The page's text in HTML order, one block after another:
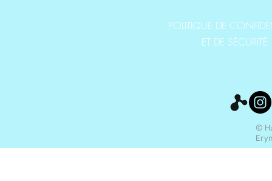
POLITIQUE DE
ET DE SÉCURITÉ
©